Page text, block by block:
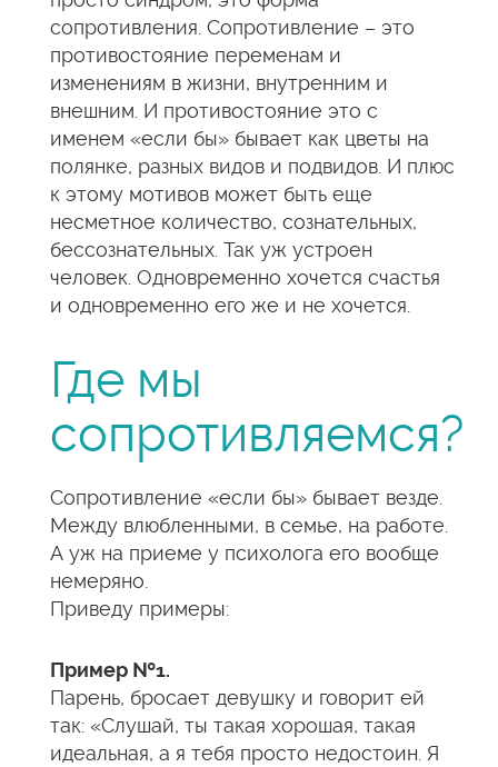
сопротивления. Сопротивление – это
противостояние переменам и
изменениям в жизни, внутренним и
внешним. И противостояние это с
именем «если бы» бывает как цветы на
полянке, разных видов и подвидов. И плюс
к этому мотивов может быть еще
несметное количество, сознательных,
бессознательных. Так уж устроен
человек. Одновременно хочется счастья
и одновременно его же и не хочется.
Где мы
сопротивляемся?
Сопротивление «если бы» бывает везде.
Между влюбленными, в семье, на работе.
А уж на приеме у психолога его вообще
немеряно.
Приведу примеры:
Пример №1.
Парень, бросает девушку и говорит ей
так: «Слушай, ты такая хорошая, такая
идеальная, а я тебя просто недостоин. Я